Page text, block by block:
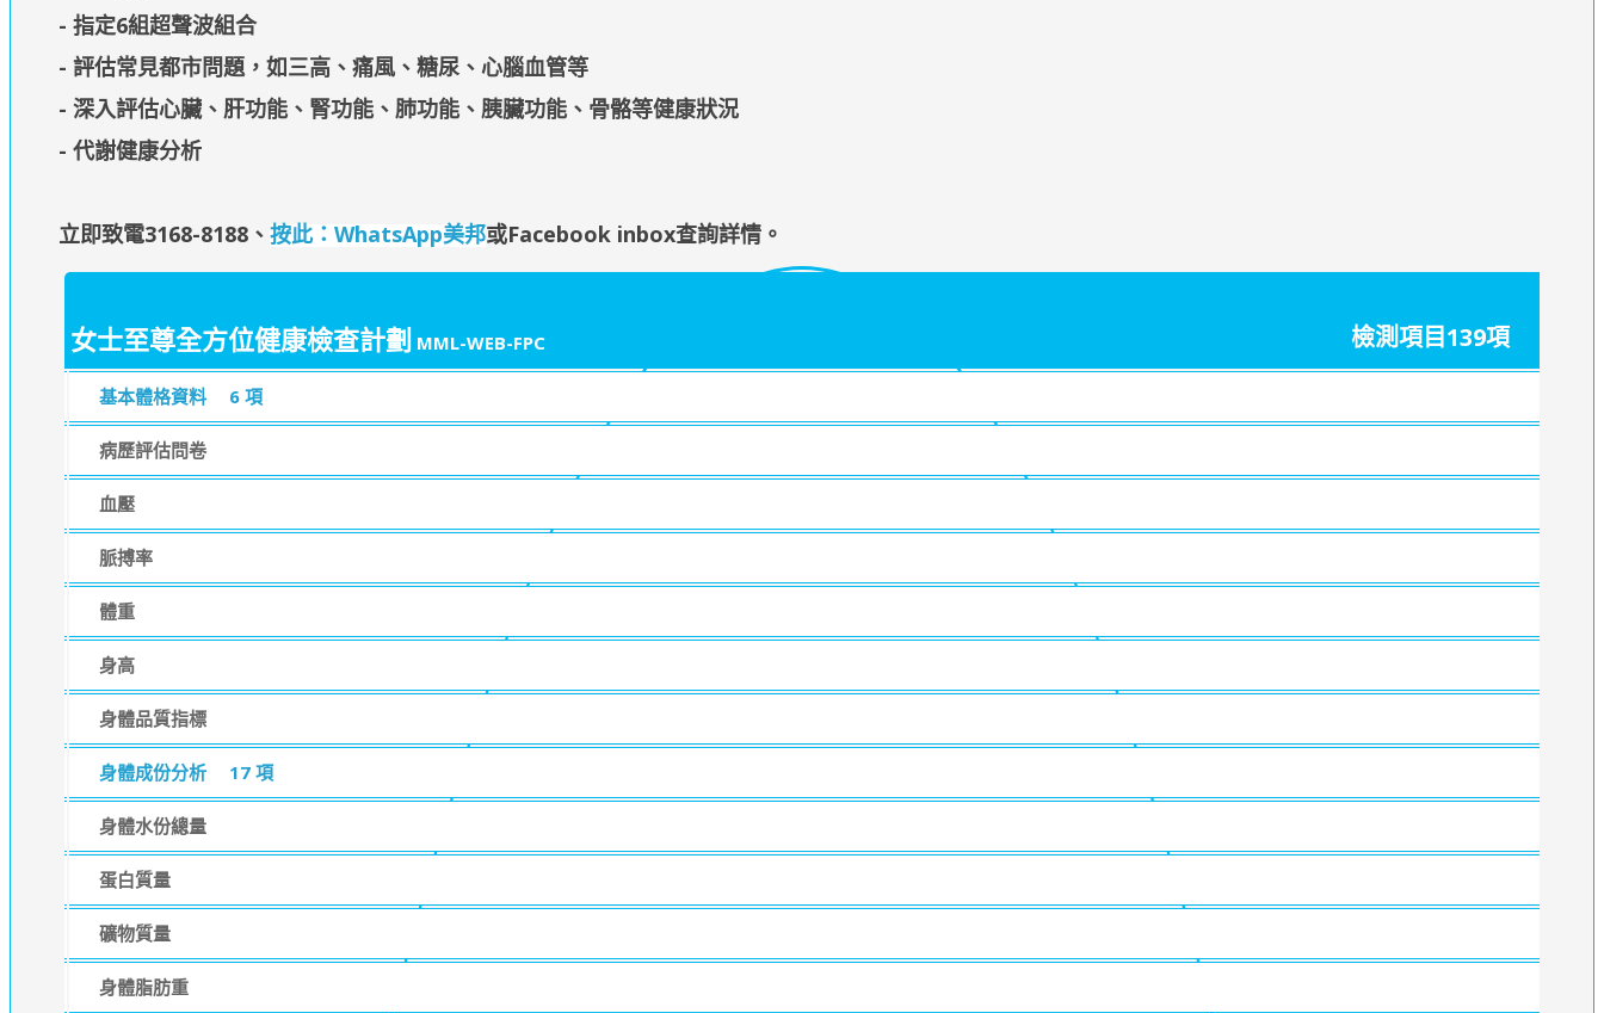
- 指定6組超聲波組合
- 評估常見都市問題，如三高、痛風、糖尿、心腦血管等
- 深入評估心臟、肝功能、腎功能、肺功能、胰臟功能、骨骼等健康狀況
- 代謝健康分析
立即致電3168-8188、 按此：WhatsApp美邦或Facebook inbox查詢詳情。
女士至尊全方位健康檢查計劃 MML-WEB-FPC 檢測項目139項
基本體格資料 6 項
病歷評估問卷
血壓
脈搏率
體重
身高
身體品質指標
身體成份分析 17 項
身體水份總量
蛋白質量
礦物質量
身體脂肪重